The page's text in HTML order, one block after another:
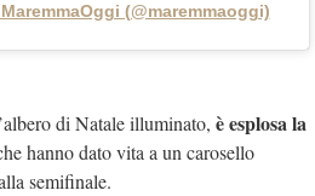
(@maremmaoggi)
di Natale illuminato, è esplosa la
hanno dato vita a un carosello
semifinale.